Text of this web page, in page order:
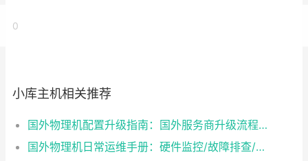
0
小库主机相关推荐
国外物理机配置升级指南：国外服务商升级流程/成本/业务中断风险对比
国外物理机日常运维手册：硬件监控/故障排查/性能优化技巧